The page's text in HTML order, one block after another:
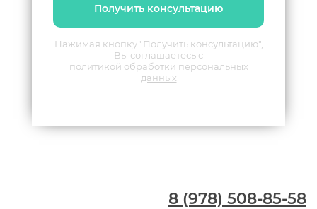
Получить консультацию
Нажимая кнопку "Получить консультацию",
Вы соглашаетесь с
политикой обработки персональных
данных
8 (978) 508-85-58